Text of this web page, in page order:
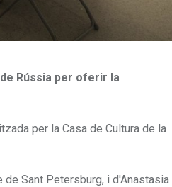
Rússia per oferir la
per la Casa de Cultura de la
Sant Petersburg, i d'Anastasia